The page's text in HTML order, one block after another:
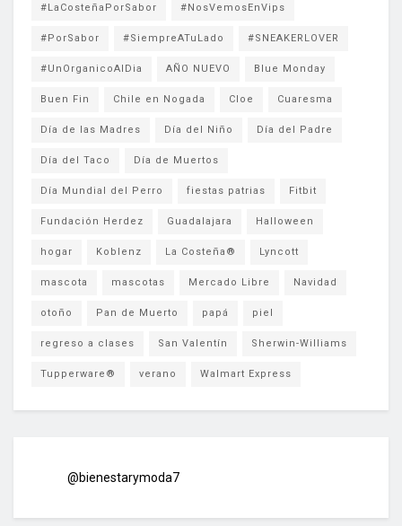
#LaCosteñaPorSabor #NosVemosEnVips
#PorSabor #SiempreATuLado #SNEAKERLOVER
#UnOrganicoAlDia AÑO NUEVO Blue Monday
Buen Fin Chile en Nogada Cloe Cuaresma
Día de las Madres Día del Niño Día del Padre
Día del Taco Día de Muertos
Día Mundial del Perro fiestas patrias Fitbit
Fundación Herdez Guadalajara Halloween
hogar Koblenz La Costeña® Lyncott
mascota mascotas Mercado Libre Navidad
otoño Pan de Muerto papá piel
regreso a clases San Valentín Sherwin-Williams
Tupperware® verano Walmart Express
@bienestarymoda7